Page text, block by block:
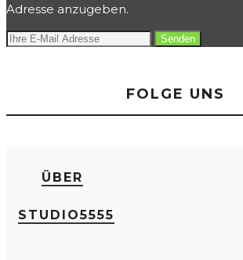
Adresse anzugeben.
FOLGE UNS
ÜBER
STUDIO5555